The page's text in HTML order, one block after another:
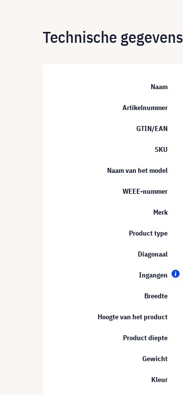
Technische gegevens
Naam
Artikelnummer
GTIN/EAN
SKU
Naam van het model
WEEE-nummer
Merk
Product type
Diagonaal
Ingangen
Breedte
Hoogte van het product
Product diepte
Gewicht
Kleur